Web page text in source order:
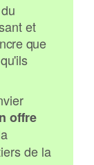
et
que
offre
de la